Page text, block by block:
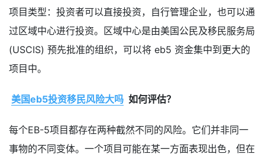
项目类型：投资者可以直接投资，自行管理企业，也可以通
过区域中心进行投资。区域中心是由美国公民及移民服务局
(USCIS) 预先批准的组织，可以将 eb5 资金集中到更大的
项目中。
美国eb5投资移民风险大吗 如何评估？
每个EB-5项目都存在两种截然不同的风险。它们并非同一
事物的不同变体。一个项目可能在某一方面表现出色，但在